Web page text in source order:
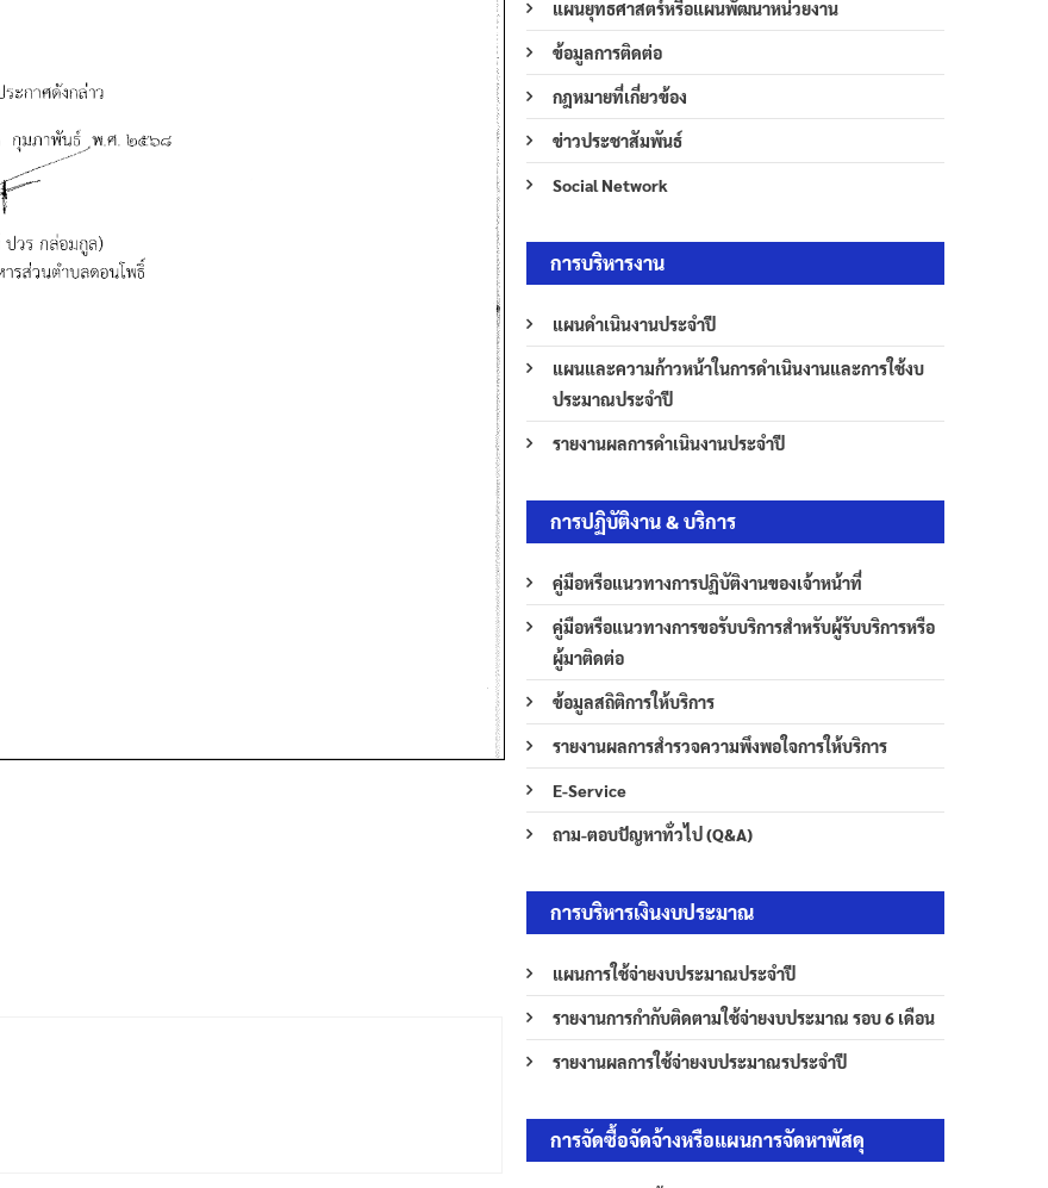
แผนยุทธศาสตร์หรือแผนพัฒนาหน่วยงาน
ข้อมูลการติดต่อ
กฎหมายที่เกี่ยวข้อง
ข่าวประชาสัมพันธ์
Social Network
การบริหารงาน
แผนดำเนินงานประจำปี
แผนและความก้าวหน้าในการดำเนินงานและการใช้งบ
ประมาณประจำปี
รายงานผลการดำเนินงานประจำปี
การปฏิบัติงาน & บริการ
คู่มือหรือแนวทางการปฏิบัติงานของเจ้าหน้าที่
คู่มือหรือแนวทางการขอรับบริการสำหรับผู้รับบริการหรือ
ผู้มาติดต่อ
ข้อมูลสถิติการให้บริการ
รายงานผลการสำรวจความพึงพอใจการให้บริการ
E-Service
ถาม-ตอบปัญหาทั่วไป (Q&A)
การบริหารเงินงบประมาณ
แผนการใช้จ่ายงบประมาณประจำปี
รายงานการกำกับติดตามใช้จ่ายงบประมาณ รอบ 6 เดือน
รายงานผลการใช้จ่ายงบประมาณรประจำปี
การจัดซื้อจัดจ้างหรือแผนการจัดหาพัสดุ